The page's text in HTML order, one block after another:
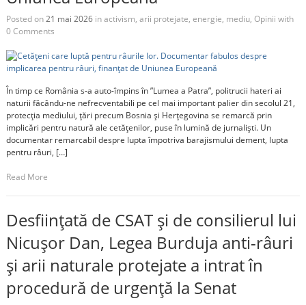
Posted on21 mai 2026inactivism, arii protejate, energie, mediu, Opinii with
0 Comments
În timp ce România s-a auto-împins în ”Lumea a Patra”, politrucii hateri ai
naturii făcându-ne nefrecventabili pe cel mai important palier din secolul 21,
protecția mediului, țări precum Bosnia și Herțegovina se remarcă prin
implicări pentru natură ale cetățenilor, puse în lumină de jurnaliști. Un
documentar remarcabil despre lupta împotriva barajismului dement, lupta
pentru râuri, […]
Read More
Desființată de CSAT și de consilierul lui
Nicușor Dan, Legea Burduja anti-râuri
și arii naturale protejate a intrat în
procedură de urgență la Senat